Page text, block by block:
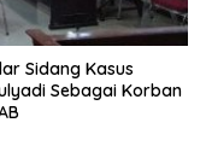
Sidang Kasus
Sebagai Korban